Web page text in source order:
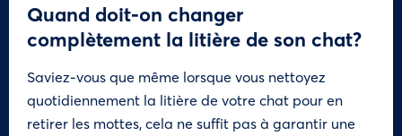
Quand doit-on changer
complètement la litière de son chat?
Saviez-vous que même lorsque vous nettoyez
quotidiennement la litière de votre chat pour en
retirer les mottes, cela ne suffit pas à garantir une